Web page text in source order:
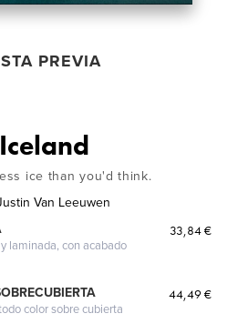
PREVIA
Iceland
ice than you'd think.
Van Leeuwen
laminada, con acabado
33,84 €
color sobre cubierta
44,49 €